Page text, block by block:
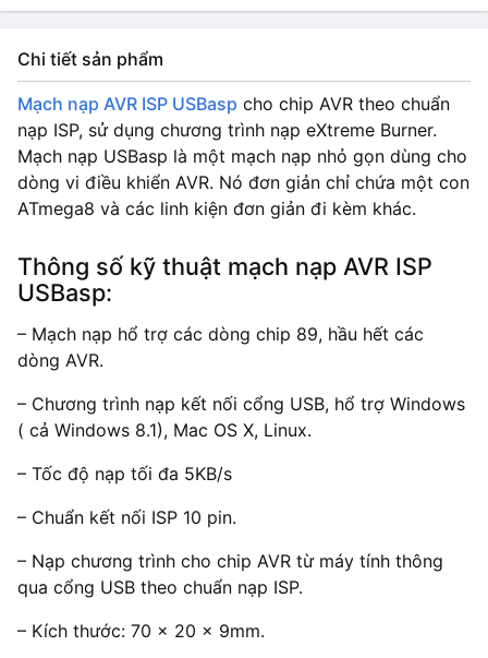
Chi tiết sản phẩm
Mạch nạp AVR ISP USBasp cho chip AVR theo chuẩn
nạp ISP, sử dụng chương trình nạp eXtreme Burner.
Mạch nạp USBasp là một mạch nạp nhỏ gọn dùng cho
dòng vi điều khiển AVR. Nó đơn giản chỉ chứa một con
ATmega8 và các linh kiện đơn giản đi kèm khác.
Thông số kỹ thuật mạch nạp AVR ISP
USBasp:
– Mạch nạp hổ trợ các dòng chip 89, hầu hết các
dòng AVR.
– Chương trình nạp kết nối cổng USB, hổ trợ Windows
( cả Windows 8.1), Mac OS X, Linux.
– Tốc độ nạp tối đa 5KB/s
– Chuẩn kết nối ISP 10 pin.
– Nạp chương trình cho chip AVR từ máy tính thông
qua cổng USB theo chuẩn nạp ISP.
– Kích thước: 70 x 20 x 9mm.